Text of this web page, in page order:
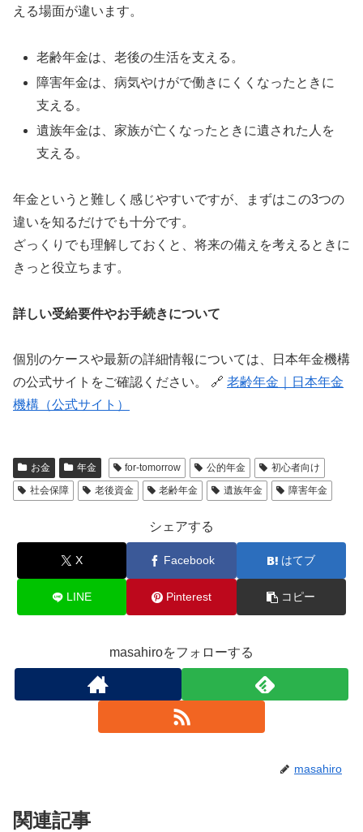
える場面が違います。
老齢年金は、老後の生活を支える。
障害年金は、病気やけがで働きにくくなったときに
支える。
遺族年金は、家族が亡くなったときに遺された人を
支える。
年金というと難しく感じやすいですが、まずはこの3つの
違いを知るだけでも十分です。
ざっくりでも理解しておくと、将来の備えを考えるときに
きっと役立ちます。
詳しい受給要件やお手続きについて
個別のケースや最新の詳細情報については、日本年金機構
の公式サイトをご確認ください。 🔗 老齢年金｜日本年金
機構（公式サイト）
お金 年金 for-tomorrow 公的年金
初心者向け
社会保障
老後資金 老齢年金 遺族年金 障害年金
シェアする
X Facebook はてブ
LINE Pinterest コピー
masahiroをフォローする
masahiro
関連記事